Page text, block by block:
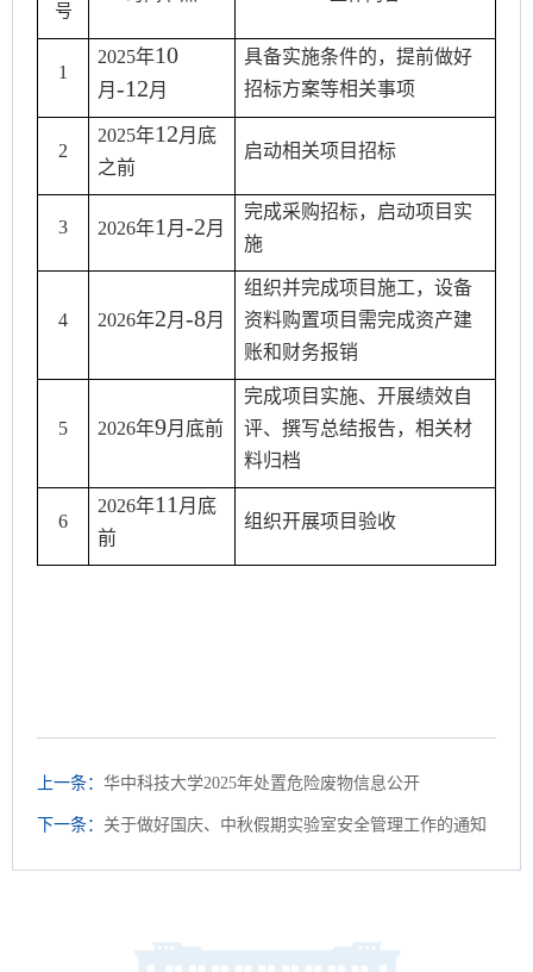
号
1
2025年10
月 -12月
具备实施条件的，提前做好
招标方案等相关事项
2
2025年12月底
之前
启动相关项目招标
3 2026年1 月 -2月
完成采购招标，启动项目实
施
4 2026年2月 -8月
组织并完成项目施工，设备
资料购置项目需完成资产建
账和财务报销
5 2026年9月底前
完成项目实施、开展绩效自
评、撰写总结报告，相关材
料归档
6
2026年11 月底
前
组织开展项目验收
上一条： 华中科技大学2025年处置危险废物信息公开
下一条： 关于做好国庆、中秋假期实验室安全管理工作的通知